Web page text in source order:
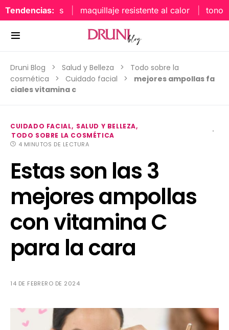
Tendencias: maquillaje resistente al calor tonos
Druni Blog Salud y Belleza
Todo sobre la
cosmética
Cuidado facial
mejores ampollas fa
ciales vitamina c
CUIDADO FACIAL
SALUD Y BELLEZA
TODO SOBRE LA COSMÉTICA
4 MINUTOS DE LECTURA
Estas son las 3
mejores ampollas
con vitamina C
para la cara
14 DE FEBRERO DE 2024